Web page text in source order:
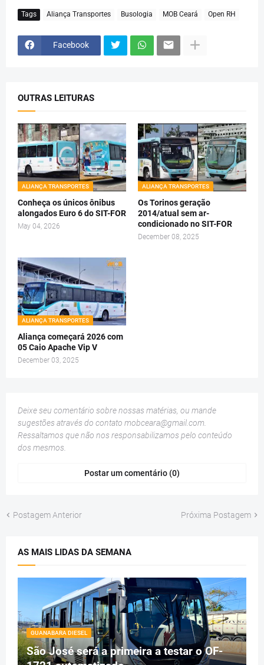
Tags Aliança Transportes Busologia MOB Ceará Open RH
Facebook
OUTRAS LEITURAS
ALIANÇA TRANSPORTES
Conheça os únicos ônibus
alongados Euro 6 do SIT-FOR
May 04, 2026
ALIANÇA TRANSPORTES
Os Torinos geração
2014/atual sem ar-
condicionado no SIT-FOR
December 08, 2025
ALIANÇA TRANSPORTES
Aliança começará 2026 com
05 Caio Apache Vip V
December 03, 2025
Deixe seu comentário sobre nossas matérias, ou mande
sugestões através do contato mobceara@gmail.com
Ressaltamos que não nos responsabilizamos pelo conteúdo
dos mesmos.
Postar um comentário (0)
Postagem Anterior Próxima Postagem
AS MAIS LIDAS DA SEMANA
GUANABARA DIESEL
São José será a primeira a testar o OF-